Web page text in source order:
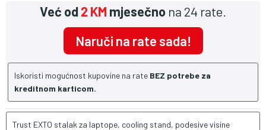
Već od2 KM mjesečno na 24 rate.
Naruči na rate sada!
Iskoristi mogućnost kupovine na rate BEZ potrebe za
kreditnom karticom.
Trust EXTO stalak za laptope, cooling stand, podesive visine